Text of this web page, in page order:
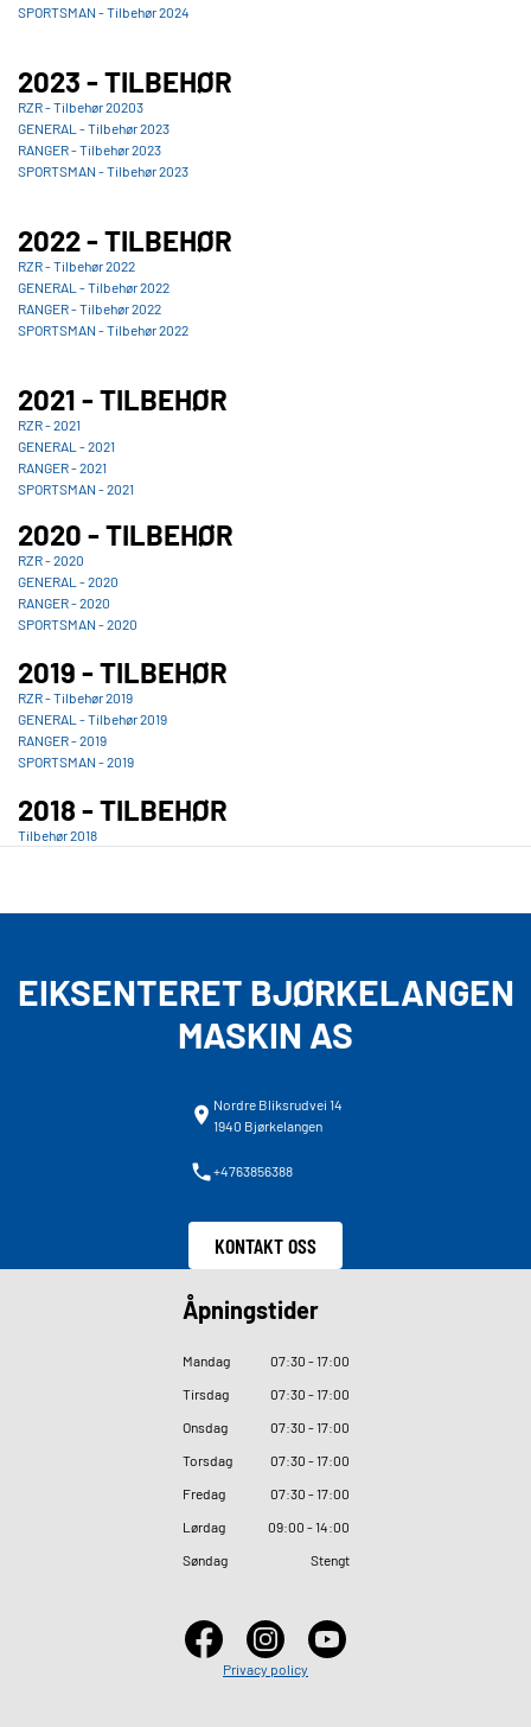
SPORTSMAN - Tilbehør 2024
2023 - TILBEHØR
RZR - Tilbehør 20203
GENERAL - Tilbehør 2023
RANGER - Tilbehør 2023
SPORTSMAN - Tilbehør 2023
2022 - TILBEHØR
RZR - Tilbehør 2022
GENERAL - Tilbehør 2022
RANGER - Tilbehør 2022
SPORTSMAN - Tilbehør 2022
2021 - TILBEHØR
RZR - 2021
GENERAL - 2021
RANGER - 2021
SPORTSMAN - 2021
2020 - TILBEHØR
RZR - 2020
GENERAL - 2020
RANGER - 2020
SPORTSMAN - 2020
2019 - TILBEHØR
RZR - Tilbehør 2019
GENERAL - Tilbehør 2019
RANGER - 2019
SPORTSMAN - 2019
2018 - TILBEHØR
Tilbehør 2018
EIKSENTERET BJØRKELANGEN
MASKIN AS
Nordre Bliksrudvei 14
1940 Bjørkelangen
+4763856388
KONTAKT OSS
Åpningstider
Mandag 07:30 - 17:00
Tirsdag
07:30 - 17:00
Onsdag
07:30 - 17:00
Torsdag
07:30 - 17:00
Fredag
07:30 - 17:00
Lørdag
09:00 - 14:00
Søndag
Stengt
Privacy policy